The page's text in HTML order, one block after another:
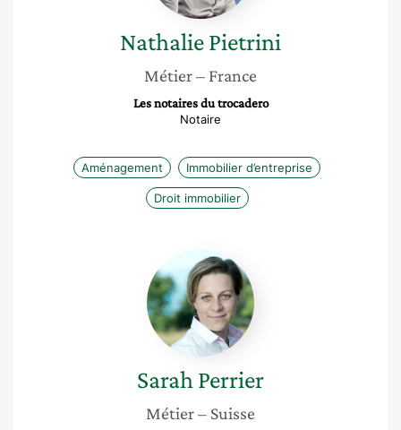
NathaliePietrini
Métier– France
Les notaires du trocadero
Notaire
Aménagement Immobilier d’entreprise
Droit immobilier
Sarah
Perrier
Sarah Perrier
Métier– Suisse